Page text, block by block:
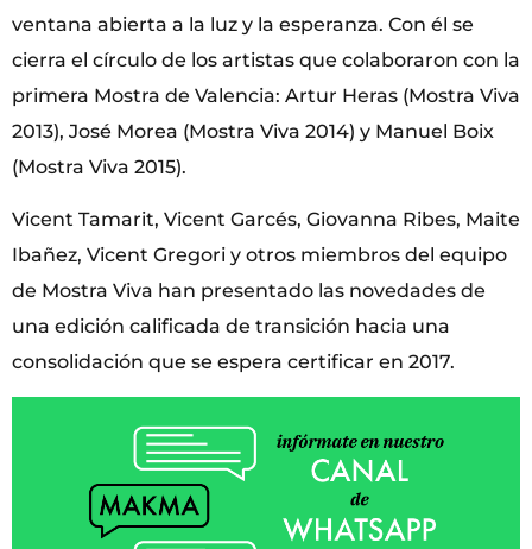
ventana abierta a la luz y la esperanza. Con él se
cierra el círculo de los artistas que colaboraron con la
primera Mostra de Valencia: Artur Heras (Mostra Viva
2013), José Morea (Mostra Viva 2014) y Manuel Boix
(Mostra Viva 2015).
Vicent Tamarit, Vicent Garcés, Giovanna Ribes, Maite
Ibañez, Vicent Gregori y otros miembros del equipo
de Mostra Viva han presentado las novedades de
una edición calificada de transición hacia una
consolidación que se espera certificar en 2017.